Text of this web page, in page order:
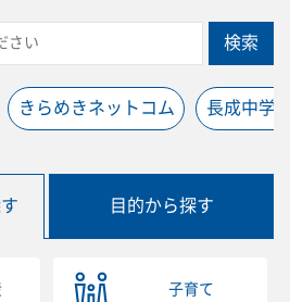
検索
きらめきネットコム 長成中学
目的から探す
子育て